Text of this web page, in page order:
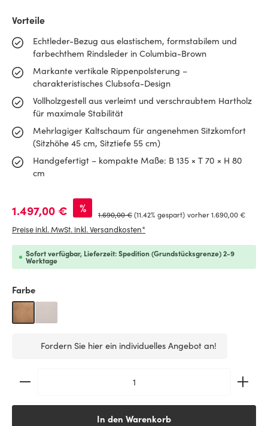
Vorteile
Echtleder-Bezug aus elastischem, formstabilem und
farbechthem Rindsleder in Columbia-Brown
Markante vertikale Rippenpolsterung –
charakteristisches Clubsofa-Design
Vollholzgestell aus verleimt und verschraubtem Hartholz
für maximale Stabilität
Mehrlagiger Kaltschaum für angenehmen Sitzkomfort
(Sitzhöhe 45 cm, Sitztiefe 55 cm)
Handgefertigt – kompakte Maße: B 135 × T 70 × H 80
cm
1.497,00 € % Regulärer Preis:
1.690,00 €(11.42% gespart) vorher 1.690,00 €
Preise inkl. MwSt. inkl. Versandkosten*
Sofort verfügbar, Lieferzeit: Spedition (Grundstücksgrenze) 2-9
Werktage
Farbeauswählen
Columbia-Brown
Fordern Sie hier ein individuelles Angebot an!
Produkt Anzahl: Gib den gewünschten Wert ein
In den Warenkorb